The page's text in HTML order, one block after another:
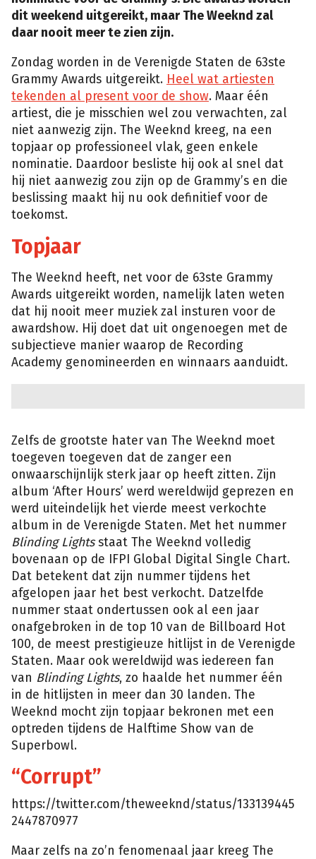
dit weekend uitgereikt, maar The Weeknd zal
daar nooit meer te zien zijn.
Zondag worden in de Verenigde Staten de 63ste
Grammy Awards uitgereikt. Heel wat artiesten
tekenden al present voor de show. Maar één
artiest, die je misschien wel zou verwachten, zal
niet aanwezig zijn. The Weeknd kreeg, na een
topjaar op professioneel vlak, geen enkele
nominatie. Daardoor besliste hij ook al snel dat
hij niet aanwezig zou zijn op de Grammy’s en die
beslissing maakt hij nu ook definitief voor de
toekomst.
Topjaar
The Weeknd heeft, net voor de 63ste Grammy
Awards uitgereikt worden, namelijk laten weten
dat hij nooit meer muziek zal insturen voor de
awardshow. Hij doet dat uit ongenoegen met de
subjectieve manier waarop de Recording
Academy genomineerden en winnaars aanduidt.
Zelfs de grootste hater van The Weeknd moet
toegeven toegeven dat de zanger een
onwaarschijnlijk sterk jaar op heeft zitten. Zijn
album ‘After Hours’ werd wereldwijd geprezen en
werd uiteindelijk het vierde meest verkochte
album in de Verenigde Staten. Met het nummer
Blinding Lightsstaat The Weeknd volledig
bovenaan op de IFPI Global Digital Single Chart.
Dat betekent dat zijn nummer tijdens het
afgelopen jaar het best verkocht. Datzelfde
nummer staat ondertussen ook al een jaar
onafgebroken in de top 10 van de Billboard Hot
100, de meest prestigieuze hitlijst in de Verenigde
Staten. Maar ook wereldwijd was iedereen fan
van Blinding Lights, zo haalde het nummer één
in de hitlijsten in meer dan 30 landen. The
Weeknd mocht zijn topjaar bekronen met een
optreden tijdens de Halftime Show van de
Superbowl.
“Corrupt”
https://twitter.com/theweeknd/status/133139445
2447870977
Maar zelfs na zo’n fenomenaal jaar kreeg The